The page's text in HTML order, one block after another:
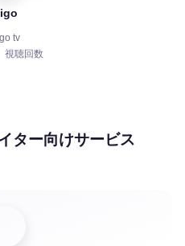
tv
視聴回数
ター向けサービス